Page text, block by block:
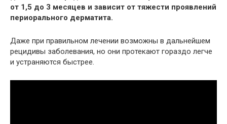
от 1,5 до 3 месяцев и зависит от тяжести проявлений
периорального дерматита.
Даже при правильном лечении возможны в дальнейшем
рецидивы заболевания, но они протекают гораздо легче
и устраняются быстрее.